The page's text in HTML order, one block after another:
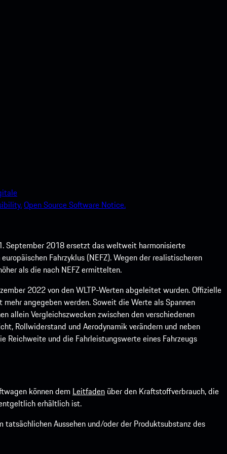
Open Source Software Notice.
September 2018 ersetzt das weltweit harmonisierte
Fahrzyklus (NEFZ). Wegen der realistischeren
als die nach NEFZ ermittelten.
2022 von den WLTP-Werten abgeleitet wurden. Offizielle
angegeben werden. Soweit die Werte als Spannen
allein Vergleichszwecken zwischen den verschiedenen
Rollwiderstand und Aerodynamik verändern und neben
Reichweite und die Fahrleistungswerte eines Fahrzeugs
können dem Leitfaden über den Kraftstoffverbrauch, die
erhältlich ist.
Aussehen und/oder der Produktsubstanz des